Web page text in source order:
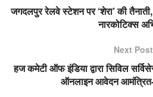
जगदलपुर रेलवे स्टेशन पर ‘शेरा’ की
नारकोटिक्स
Next Post
हज कमेटी ऑफ इंडिया द्वारा सिविल
ऑनलाइन आवेदन आमंत्रित-